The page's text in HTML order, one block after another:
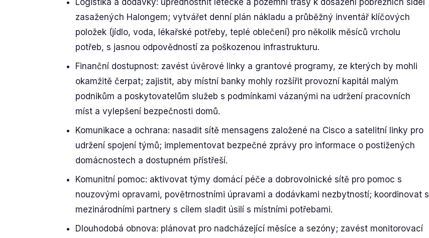
Logistika a dodávky: upřednostnit letecké a pozemní trasy k dosažení pobřežních sídel
zasažených Halongem; vytvářet denní plán nákladu a průběžný inventář klíčových
položek (jídlo, voda, lékařské potřeby, teplé oblečení) pro několik měsíců vrcholu
potřeb, s jasnou odpovědností za poškozenou infrastrukturu.
Finanční dostupnost: zavést úvěrové linky a grantové programy, ze kterých by mohli
okamžitě čerpat; zajistit, aby místní banky mohly rozšířit provozní kapitál malým
podnikům a poskytovatelům služeb s podmínkami vázanými na udržení pracovních
míst a vylepšení bezpečnosti domů.
Komunikace a ochrana: nasadit sítě mensagens založené na Cisco a satelitní linky pro
udržení spojení týmů; implementovat bezpečné zprávy pro informace o postižených
domácnostech a dostupném přístřeší.
Komunitní pomoc: aktivovat týmy domácí péče a dobrovolnické sítě pro pomoc s
nouzovými opravami, povětrnostními úpravami a dodávkami nezbytností; koordinovat s
mezinárodními partnery s cílem sladit úsilí s místními potřebami.
Dlouhodobá obnova: plánovat pro nadcházející měsíce a sezóny; zavést monitorovací